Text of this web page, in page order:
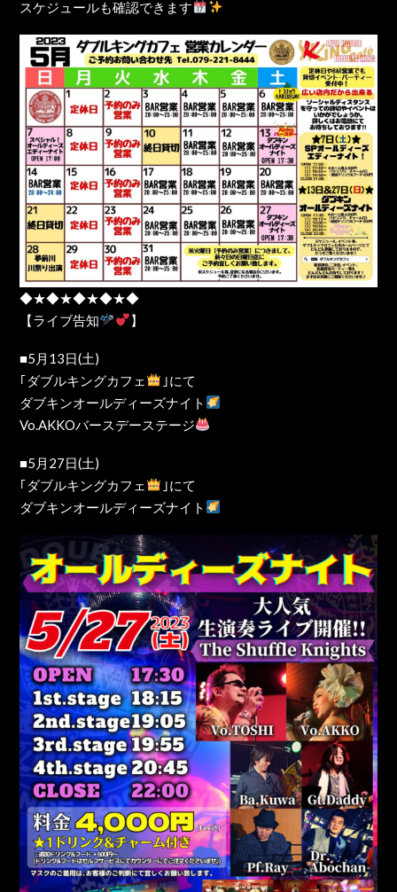
スケジュールも確認できます
◆★◆★◆★◆★◆
【ライブ告知
】
■5月13日(土)
｢ダブルキングカフェ
｣にて
ダブキンオールディーズナイト
Vo.AKKOバースデーステージ
■5月27日(土)
｢ダブルキングカフェ
｣にて
ダブキンオールディーズナイト